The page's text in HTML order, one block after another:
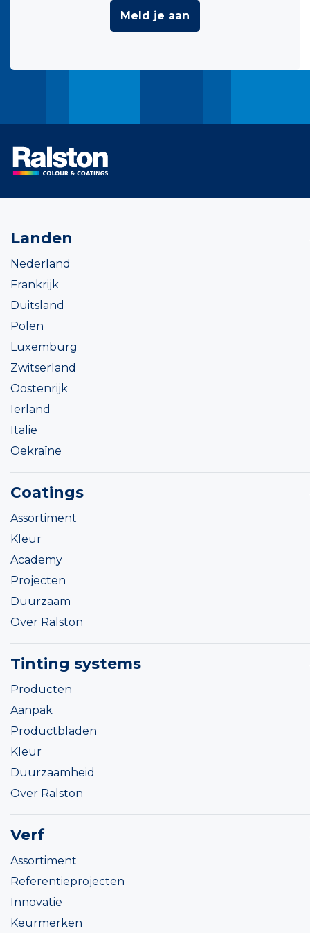
Meld je aan
Landen
Nederland
Frankrijk
Duitsland
Polen
Luxemburg
Zwitserland
Oostenrijk
Ierland
Italië
Oekraïne
Coatings
Assortiment
Kleur
Academy
Projecten
Duurzaam
Over Ralston
Tinting systems
Producten
Aanpak
Productbladen
Kleur
Duurzaamheid
Over Ralston
Verf
Assortiment
Referentieprojecten
Innovatie
Keurmerken